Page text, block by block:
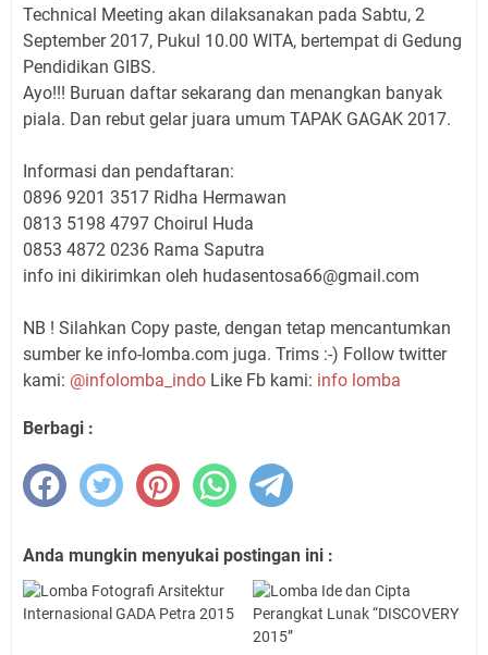
Technical Meeting akan dilaksanakan pada Sabtu, 2
September 2017, Pukul 10.00 WITA, bertempat di Gedung
Pendidikan GIBS.
Ayo!!! Buruan daftar sekarang dan menangkan banyak
piala. Dan rebut gelar juara umum TAPAK GAGAK 2017.
Informasi dan pendaftaran:
0896 9201 3517 Ridha Hermawan
0813 5198 4797 Choirul Huda
0853 4872 0236 Rama Saputra
info ini dikirimkan oleh hudasentosa66@gmail.com
NB ! Silahkan Copy paste, dengan tetap mencantumkan
sumber ke info-lomba.com juga. Trims :-) Follow twitter
kami: @infolomba_indo Like Fb kami: info lomba
Berbagi :
Anda mungkin menyukai postingan ini :